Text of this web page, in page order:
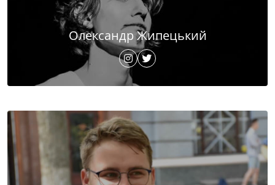
Олександр Жипецький